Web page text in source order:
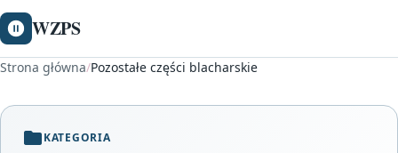
WZPS
Strona główna/Pozostałe części blacharskie
KATEGORIA